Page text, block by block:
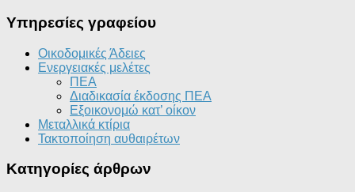
Υπηρεσίες γραφείου
Οικοδομικές Άδειες
Ενεργειακές μελέτες
ΠΕΑ
Διαδικασία έκδοσης ΠΕΑ
Εξοικονομώ κατ’ οίκoν
Μεταλλικά κτίρια
Τακτοποίηση αυθαιρέτων
Κατηγορίες άρθρων